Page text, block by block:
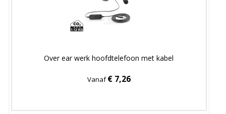
Over ear werk hoofdtelefoon met kabel
Vanaf€ 7,26